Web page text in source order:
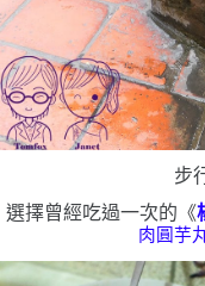
步
選擇曾經吃過一次的《
肉圓芋